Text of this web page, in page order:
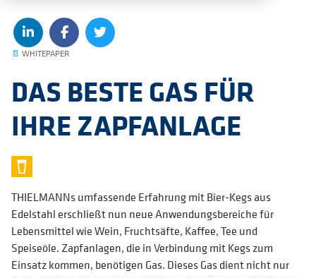
📄 WHITEPAPER
DAS BESTE GAS FÜR
IHRE ZAPFANLAGE
THIELMANNs umfassende Erfahrung mit Bier-Kegs aus
Edelstahl erschließt nun neue Anwendungsbereiche für
Lebensmittel wie Wein, Fruchtsäfte, Kaffee, Tee und
Speiseöle. Zapfanlagen, die in Verbindung mit Kegs zum
Einsatz kommen, benötigen Gas. Dieses Gas dient nicht nur